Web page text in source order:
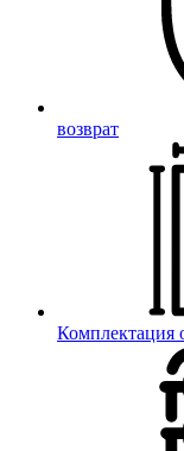
возврат
Комплектация